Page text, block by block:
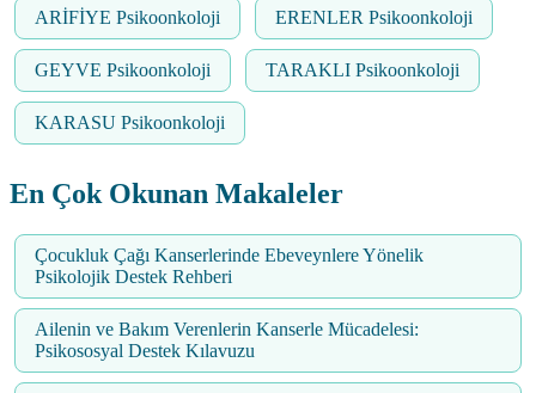
ARİFİYE Psikoonkoloji ERENLER Psikoonkoloji
GEYVE Psikoonkoloji TARAKLI Psikoonkoloji
KARASU Psikoonkoloji
En Çok Okunan Makaleler
Çocukluk Çağı Kanserlerinde Ebeveynlere Yönelik
Psikolojik Destek Rehberi
Ailenin ve Bakım Verenlerin Kanserle Mücadelesi:
Psikososyal Destek Kılavuzu